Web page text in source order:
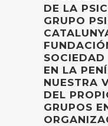
DE LA
GRUPO
EN LA
NUESTRA
DEL
GRUPOS